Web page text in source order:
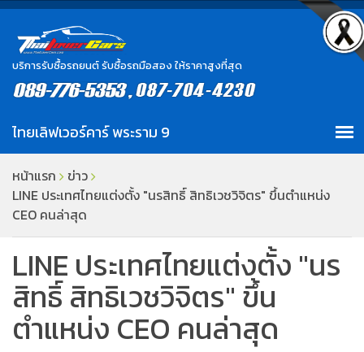
บริการรับซื้อรถยนต์ รับซื้อรถมือสอง ให้ราคาสูงที่สุด
หน้าแรก
ข่าว
LINE ประเทศไทยแต่งตั้ง "นรสิทธิ์ สิทธิเวชวิจิตร" ขึ้นตำแหน่ง
CEO คนล่าสุด
LINE ประเทศไทยแต่งตั้ง "นร
สิทธิ์ สิทธิเวชวิจิตร" ขึ้น
ตำแหน่ง CEO คนล่าสุด